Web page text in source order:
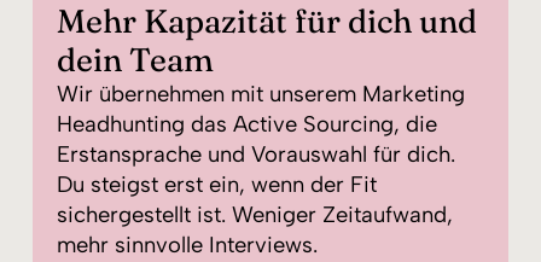
Mehr Kapazität für dich und
dein Team
Wir übernehmen mit unserem Marketing
Headhunting das Active Sourcing, die
Erstansprache und Vorauswahl für dich.
Du steigst erst ein, wenn der Fit
sichergestellt ist. Weniger Zeitaufwand,
mehr sinnvolle Interviews.